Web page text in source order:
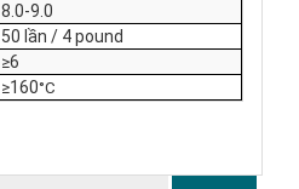
8.0-9.0
50 lần / 4 pound
≥6
≥160°C